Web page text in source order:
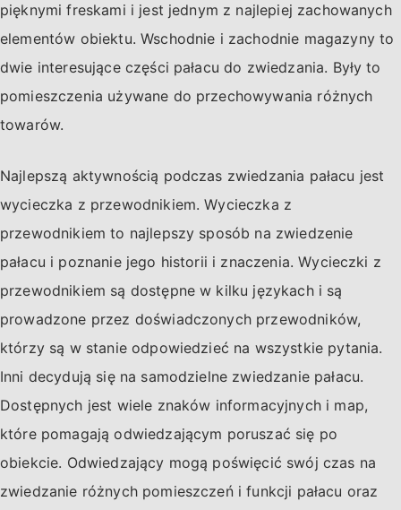
pięknymi freskami i jest jednym z najlepiej zachowanych
elementów obiektu. Wschodnie i zachodnie magazyny to
dwie interesujące części pałacu do zwiedzania. Były to
pomieszczenia używane do przechowywania różnych
towarów.
Najlepszą aktywnością podczas zwiedzania pałacu jest
wycieczka z przewodnikiem. Wycieczka z
przewodnikiem to najlepszy sposób na zwiedzenie
pałacu i poznanie jego historii i znaczenia. Wycieczki z
przewodnikiem są dostępne w kilku językach i są
prowadzone przez doświadczonych przewodników,
którzy są w stanie odpowiedzieć na wszystkie pytania.
Inni decydują się na samodzielne zwiedzanie pałacu.
Dostępnych jest wiele znaków informacyjnych i map,
które pomagają odwiedzającym poruszać się po
obiekcie. Odwiedzający mogą poświęcić swój czas na
zwiedzanie różnych pomieszczeń i funkcji pałacu oraz